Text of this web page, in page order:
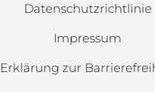
Datenschutzrichtlinie
Impressum
Erklärung zur